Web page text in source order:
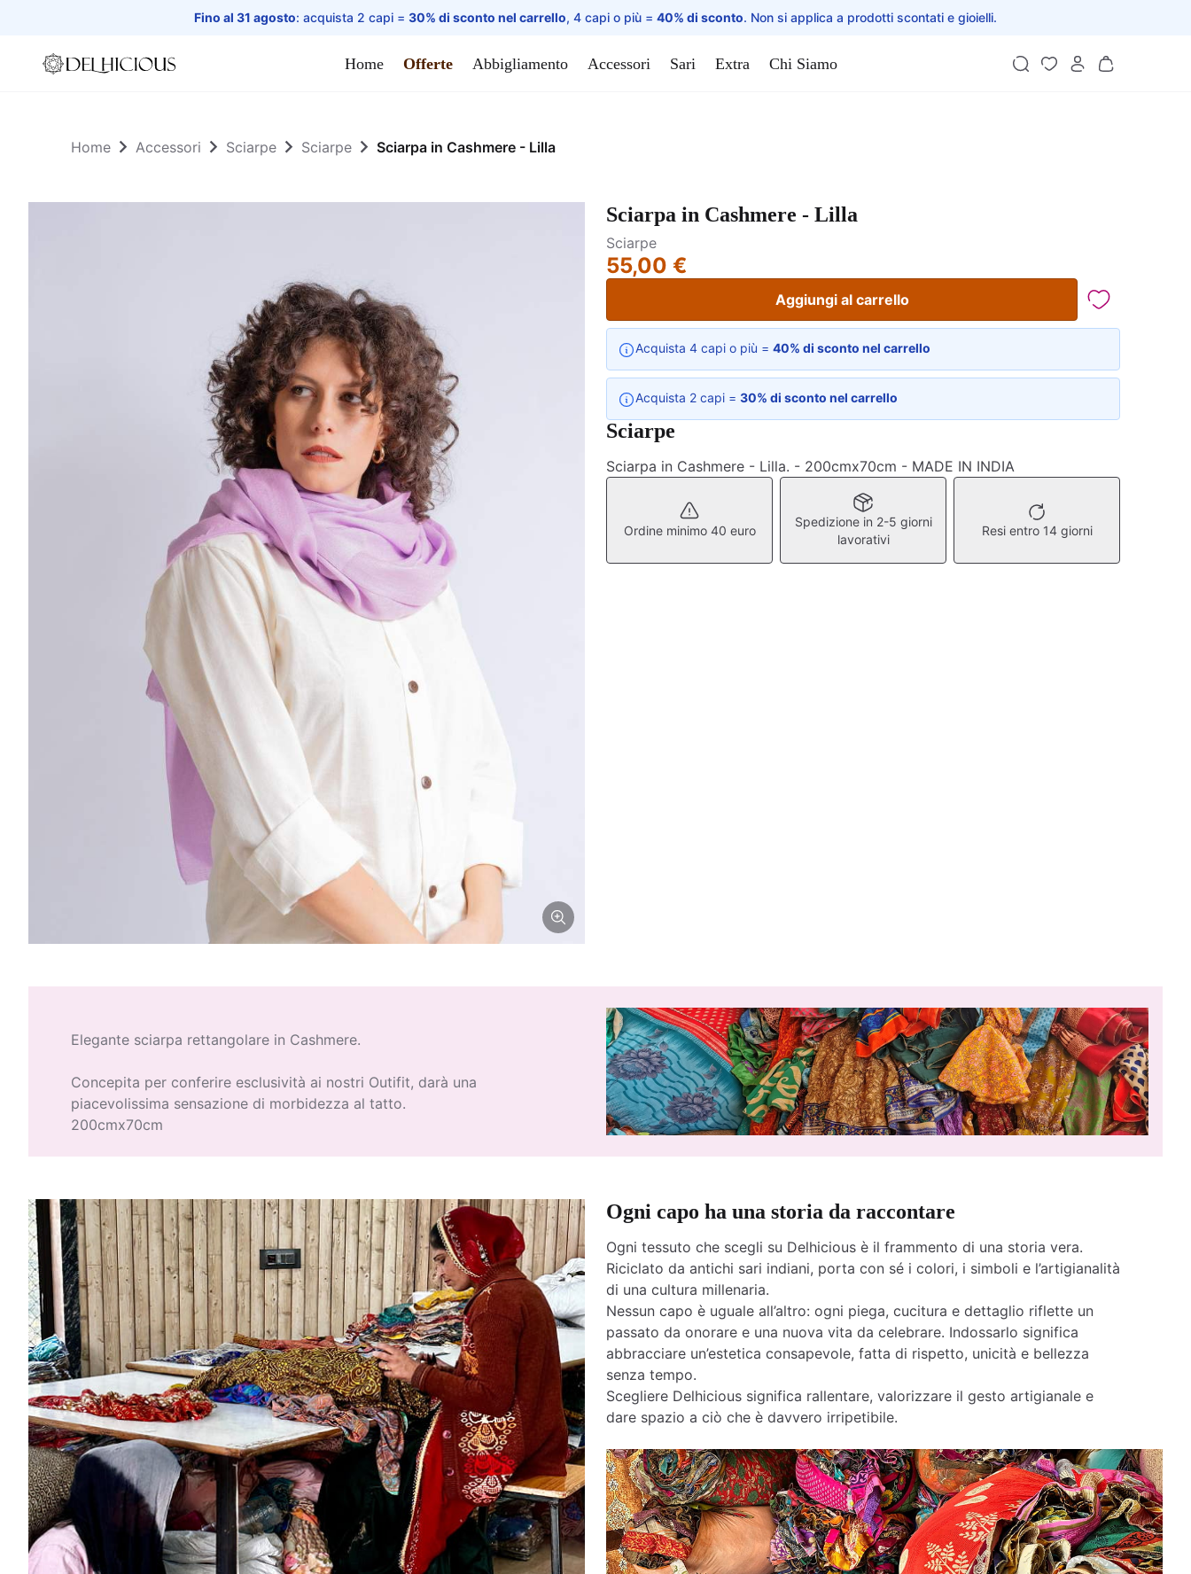
Fino al 31 agosto: acquista 2 capi = 30% di sconto nel carrello, 4 capi o più = 40% di sconto. Non si applica a prodotti scontati e gioielli.
Home
Home Offerte Abbigliamento Accessori Sari Extra Chi Siamo
Home Accessori Sciarpe Sciarpe Sciarpa in Cashmere - Lilla
Sciarpa in Cashmere - Lilla
Sciarpe
55,00 €
Aggiungi al carrello
Acquista 4 capi o più = 40% di sconto nel carrello
Acquista 2 capi = 30% di sconto nel carrello
Sciarpe
Sciarpa in Cashmere - Lilla. - 200cmx70cm - MADE IN INDIA
Ordine minimo 40 euro
Spedizione in 2-5 giorni
lavorativi
Resi entro 14 giorni
Elegante sciarpa rettangolare in Cashmere.
Concepita per conferire esclusività ai nostri Outifit, darà una
piacevolissima sensazione di morbidezza al tatto.
200cmx70cm
Ogni capo ha una storia da raccontare
Ogni tessuto che scegli su Delhicious è il frammento di una storia vera.
Riciclato da antichi sari indiani, porta con sé i colori, i simboli e l’artigianalità
di una cultura millenaria.
Nessun capo è uguale all’altro: ogni piega, cucitura e dettaglio riflette un
passato da onorare e una nuova vita da celebrare. Indossarlo significa
abbracciare un’estetica consapevole, fatta di rispetto, unicità e bellezza
senza tempo.
Scegliere Delhicious significa rallentare, valorizzare il gesto artigianale e
dare spazio a ciò che è davvero irripetibile.